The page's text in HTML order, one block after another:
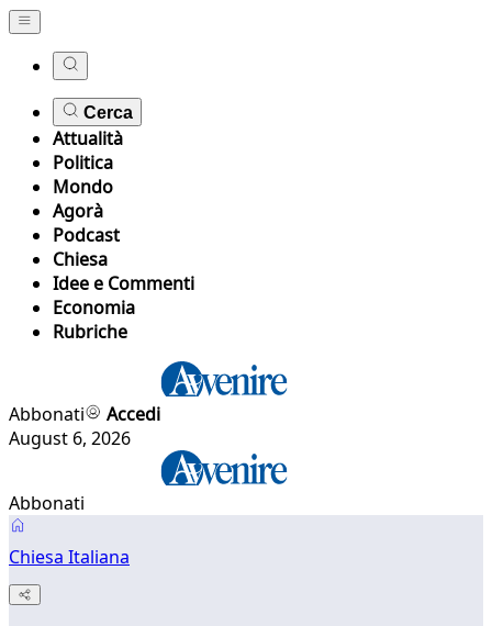
Cerca
Attualità
Politica
Mondo
Agorà
Podcast
Chiesa
Idee e Commenti
Economia
Rubriche
Abbonati
Accedi
August 6, 2026
Abbonati
Chiesa Italiana